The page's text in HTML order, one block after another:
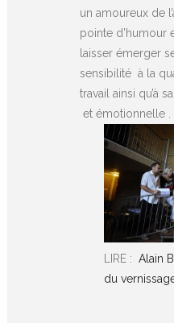
un amoureux de
pointe d’humour
laisser émerger
sensibilité à la
travail ainsi qu’à
et émotionnelle .
LIRE : Alain
du